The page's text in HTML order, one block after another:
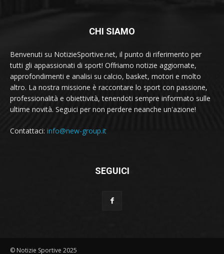
CHI SIAMO
Benvenuti su NotizieSportive.net, il punto di riferimento per
tutti gli appassionati di sport! Offriamo notizie aggiornate,
approfondimenti e analisi su calcio, basket, motori e molto
altro. La nostra missione è raccontare lo sport con passione,
professionalità e obiettività, tenendoti sempre informato sulle
ultime novità. Seguici per non perdere neanche un'azione!
Contattaci: info@new-group.it
SEGUICI
© Notizie Sportive 2025